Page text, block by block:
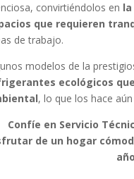
convirtiéndolos en
que requieren
de trabajo.
modelos de la
ecológicos
, lo que los hace
Confíe en Servicio
de un hogar